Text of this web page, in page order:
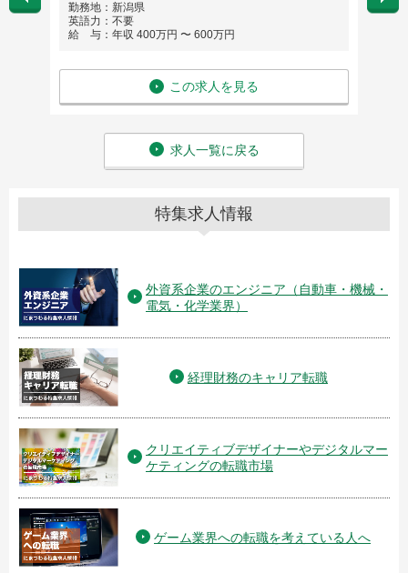
勤務地：新潟県
英語力：不要
給 与：年収 400万円 〜 600万円
この求人を見る
勤務
求人一覧に戻る
特集求人情報
外資系企業のエンジニア（自動車・機械・
電気・化学業界）
経理財務のキャリア転職
クリエイティブデザイナーやデジタルマー
ケティングの転職市場
ゲーム業界への転職を考えている人へ